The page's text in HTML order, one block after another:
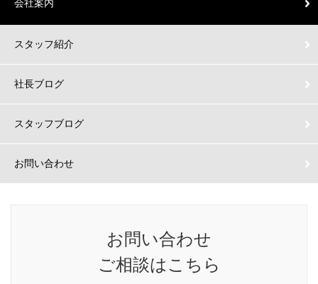
会社案内
スタッフ紹介
社長ブログ
スタッフブログ
お問い合わせ
お問い合わせ
ご相談はこちら